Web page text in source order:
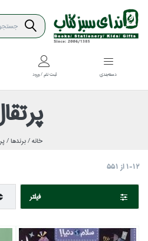
دسته‌بندي ثبت نام / ورود
خانه /برندها /
1-12از 551
فيلتر